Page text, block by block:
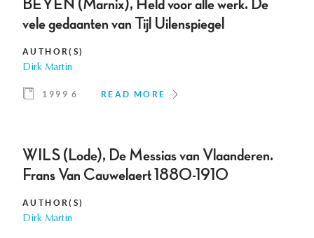
BEYEN (Marnix), Held voor alle werk. De
vele gedaanten van Tijl Uilenspiegel
AUTHOR(S)
Dirk Martin
1999 6 READ MORE
WILS (Lode), De Messias van Vlaanderen.
Frans Van Cauwelaert 1880-1910
AUTHOR(S)
Dirk Martin